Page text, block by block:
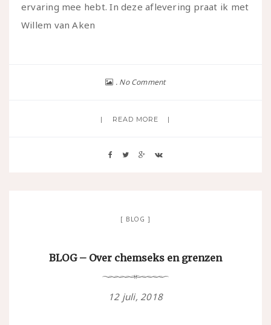
ervaring mee hebt. In deze aflevering praat ik met
Willem van Aken
No Comment
READ MORE
BLOG
BLOG – Over chemseks en grenzen
12 juli, 2018